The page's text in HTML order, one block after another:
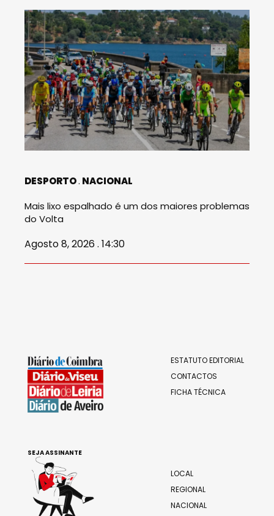
DESPORTO NACIONAL
Mais lixo espalhado é um dos maiores problemas
do Volta
Agosto 8, 2026 . 14:30
ESTATUTO EDITORIAL
CONTACTOS
FICHA TÉCNICA
LOCAL
REGIONAL
NACIONAL
SEJA ASSINANTE